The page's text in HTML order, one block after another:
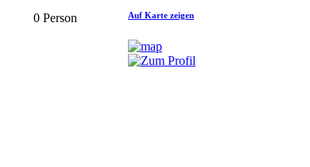
0 Person Auf Karte zeigen